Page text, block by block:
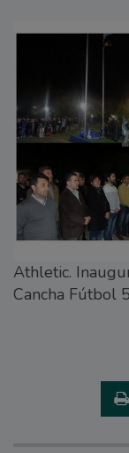
Athletic.
Cancha Fútbol